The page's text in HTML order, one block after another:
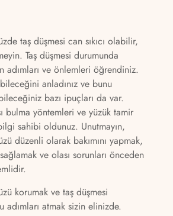
taş düşmesi can sıkıcı olabilir,
Taş düşmesi durumunda
adımları ve önlemleri öğrendiniz.
anladınız ve bunu
bazı ipuçları da var.
bulma yöntemleri ve yüzük tamir
sahibi oldunuz. Unutmayın,
düzenli olarak bakımını yapmak,
ve olası sorunları önceden
korumak ve taş düşmesi
adımları atmak sizin elinizde.